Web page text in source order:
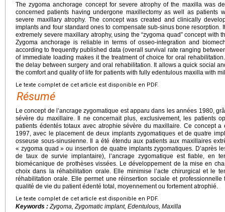
The zygoma anchorage concept for severe atrophy of the maxilla was
concerned patients having undergone maxillectomy as well as patients
severe maxillary atrophy. The concept was created and clinically
implants and four standard ones to compensate sub-sinus bone resorption.
extremely severe maxillary atrophy, using the “zygoma quad” concept with
Zygoma anchorage is reliable in terms of osseo-integration and
according to frequently published data (overall survival rate ranging
of immediate loading makes it the treatment of choice for oral
the delay between surgery and oral rehabilitation. It allows a quick social
the comfort and quality of life for patients with fully edentulous maxilla with
Le texte complet de cet article est disponible en PDF.
Résumé
Le concept de l’ancrage zygomatique est apparu dans les années 1980,
sévère du maxillaire. Il ne concernait plus, exclusivement, les patients
patients édentés totaux avec atrophie sévère du maxillaire. Ce concept
1997, avec le placement de deux implants zygomatiques et de quatre
osseuse sous-sinusienne. Il a été étendu aux patients aux maxillaires
« zygoma quad » ou insertion de quatre implants zygomatiques. D’après
de taux de survie implantaire), l’ancrage zygomatique est fiable, en
biomécanique de prothèses vissées. Le développement de la mise en
choix dans la réhabilitation orale. Elle minimise l’acte chirurgical et le
réhabilitation orale. Elle permet une réinsertion sociale et
qualité de vie du patient édenté total, moyennement ou fortement atrophié.
Le texte complet de cet article est disponible en PDF.
Keywords : Zygoma, Zygomatic implant, Edentulous, Maxilla